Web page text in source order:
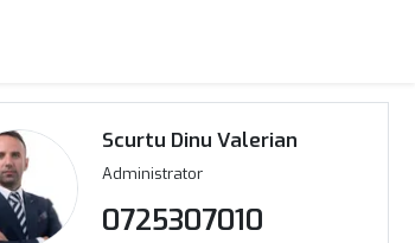
Scurtu Dinu Valerian
Administrator
0725307010